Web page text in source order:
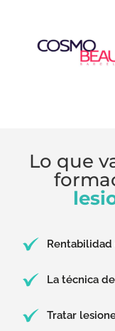
Lo que
La técnica
Tratar